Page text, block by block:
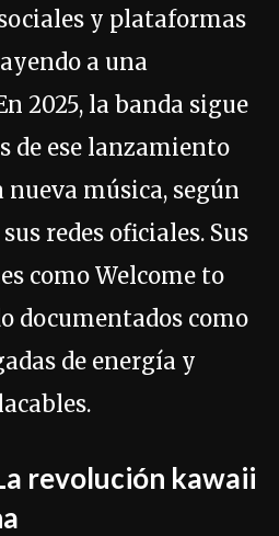
y plataformas
a una
2025, la banda sigue
de ese lanzamiento
música, según
redes oficiales. Sus
como Welcome to
documentados como
de energía y
revolución kawaii